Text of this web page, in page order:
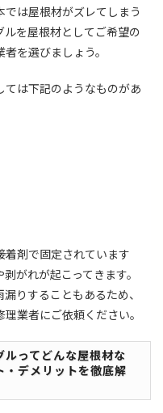
は屋根材がズレてしまう
ルを屋根材としてご希望の
を選びましょう。
ては下記のようなものがあ
着剤で固定されています
がれが起こってきます。
りすることもあるため、
業者にご依頼ください。
ルってどんな屋根材な
・デメリットを徹底解